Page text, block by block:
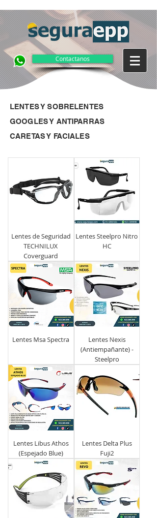
Contactanos
LENTES Y SOBRELENTES
GOOGLES Y ANTIPARRAS
CARETAS Y FACIALES
Lentes de Seguridad
TECHNILUX
Coverguard
Lentes Steelpro Nitro
HC
Lentes Msa Spectra
Lentes Nexis
(Antiempañante) -
Steelpro
Lentes Libus Athos
(Espejado Blue)
Lentes Delta Plus
Fuji2